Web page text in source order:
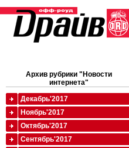
Архив рубрики "Новости
интернета"
Декабрь'2017
Ноябрь'2017
Октябрь'2017
Сентябрь'2017